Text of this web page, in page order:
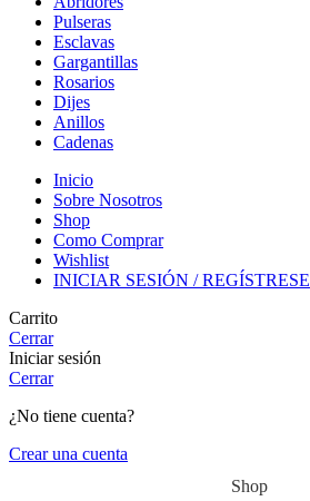
Pulseras
Esclavas
Gargantillas
Rosarios
Dijes
Anillos
Cadenas
Inicio
Sobre Nosotros
Shop
Como Comprar
Wishlist
INICIAR SESIÓN / REGÍSTRESE
Carrito
Cerrar
Iniciar sesión
Cerrar
¿No tiene cuenta?
Crear una cuenta
Shop